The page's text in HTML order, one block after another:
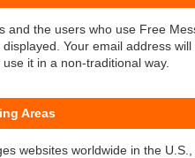
and the users who use Free
Your email address
it in a non-traditional way.
Areas
websites worldwide in the